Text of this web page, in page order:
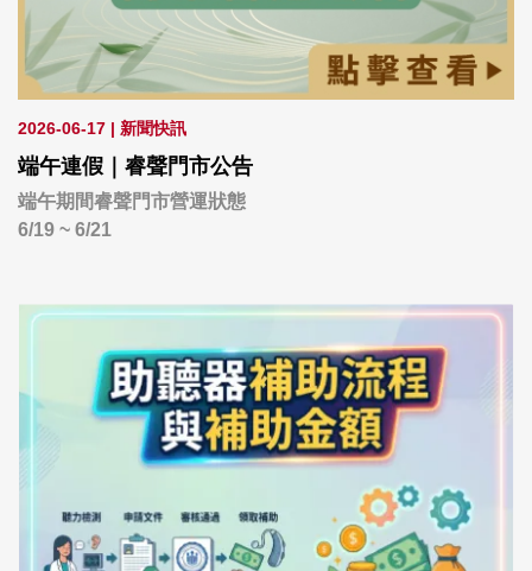
2026-06-17 | 新聞快訊
端午連假｜睿聲門市公告
端午期間睿聲門市營運狀態
6/19 ~ 6/21